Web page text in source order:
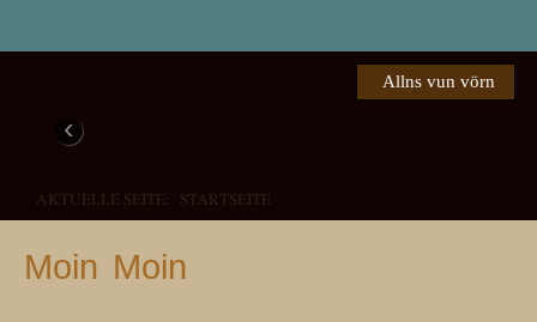
Allns vun vörn
‹
AKTUELLE SEITE: STARTSEITE
Moin Moin